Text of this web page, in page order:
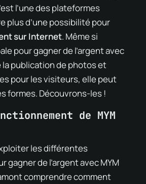
l’une des plateformes
plus d’une possibilité pour
sur Internet. Même si
pour gagner de l’argent avec
la publication de photos et
pour les visiteurs, elle peut
formes. Découvrons-les !
de MYM
les différentes
gagner de l’argent avec MYM
comprendre comment